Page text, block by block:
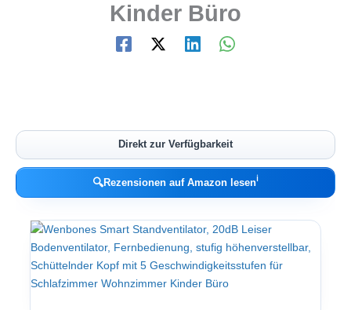
Kinder Büro
Direkt zur Verfügbarkeit
🔍Rezensionen auf Amazon lesenℹ︎